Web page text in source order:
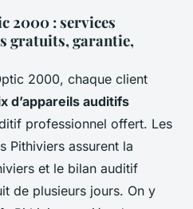
2000 : services
gratuits, garantie,
2000, chaque client
d’appareils auditifs
professionnel offert. Les
Pithiviers assurent la
et le bilan auditif
de plusieurs jours. On y